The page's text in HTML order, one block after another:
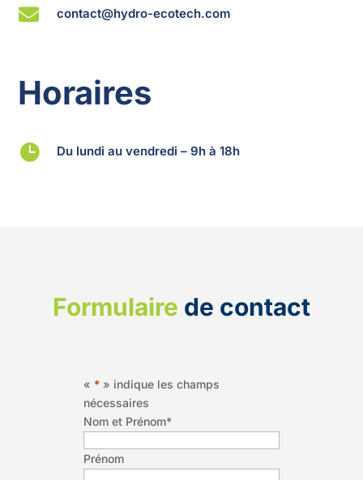
 contact@hydro-ecotech.com
Horaires
 Du lundi au vendredi – 9h à 18h
Formulaire de contact
« * » indique les champs
nécessaires
Nom et Prénom*
Prénom